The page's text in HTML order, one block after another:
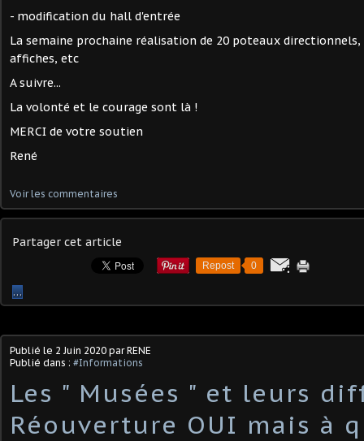
- modification du hall d'entrée
La semaine prochaine réalisation de 20 poteaux
affiches, etc
A suivre...
La volonté et le courage sont là !
MERCI de votre soutien
René
Voir les commentaires
Partager cet article
Repost 0
…
Publié le 2 Juin 2020 par RENE
Publié dans : #Informations
Les " Musées " et leurs
Réouverture OUI mais à